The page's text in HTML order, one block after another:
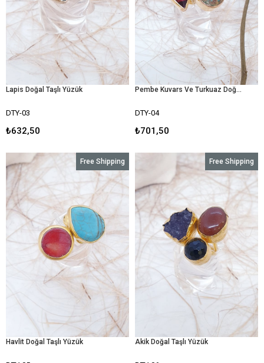
Lapis Doğal Taşlı Yüzük
DTY-03
₺632,50
Pembe Kuvars Ve Turkuaz Doğal Taşlı Yüzük
DTY-04
₺701,50
Havlit Doğal Taşlı Yüzük
Free Shipping
Akik Doğal Taşlı Yüzük
Free Shipping